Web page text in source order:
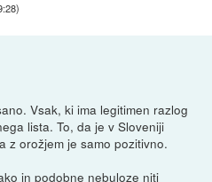
)
Vsak, ki ima legitimen razlog
lista. To, da je v Sloveniji
z orožjem je samo pozitivno.
in podobne nebuloze niti